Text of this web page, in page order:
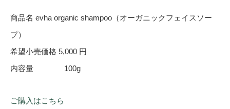
商品名 evha organic shampoo（オーガニックフェイスソー
プ）
希望小売価格 5,000 円
内容量 100g
ご購入はこちら